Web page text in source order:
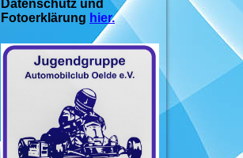
Datenschutz und
Fotoerklärung hier.